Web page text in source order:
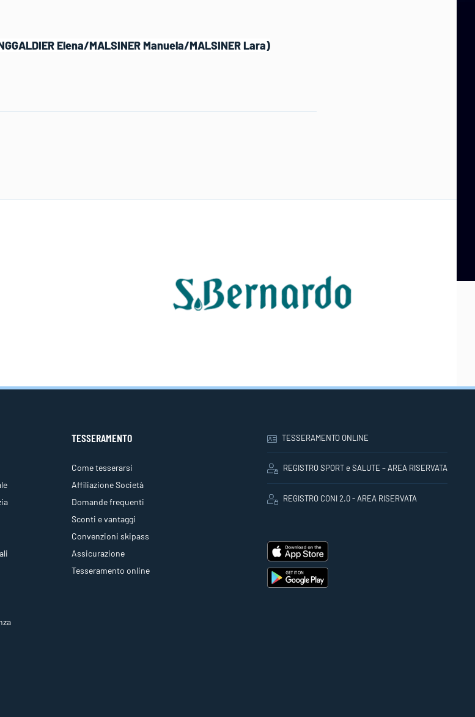
Elena/MALSINER Manuela/MALSINER Lara)
TESSERAMENTO
Come tesserarsi
Affiliazione Società
Domande frequenti
Sconti e vantaggi
Convenzioni skipass
Assicurazione
Tesseramento online
TESSERAMENTO ONLINE
REGISTRO SPORT e SALUTE – AREA RISERVATA
REGISTRO CONI 2.0 - AREA RISERVATA